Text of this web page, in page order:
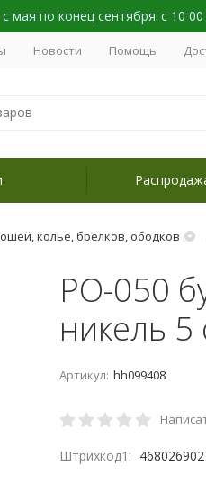
мая по конец сентября: с 10
Новости Помощь
колье, брелков, ободков
PO-050
никель 5
Артикул: hh099408
Штрихкод1: